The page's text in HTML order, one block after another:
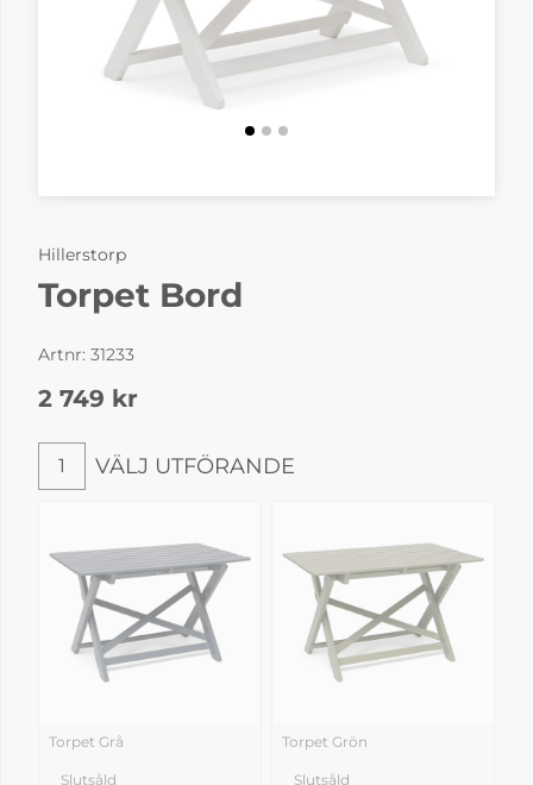
Hillerstorp
Torpet Bord
Artnr: 31233
2 749 kr
Välj utförande
1 VÄLJ UTFÖRANDE
Torpet Grå
Slutsåld
Torpet Grön
Slutsåld